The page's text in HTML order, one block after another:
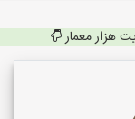
هزار معمار